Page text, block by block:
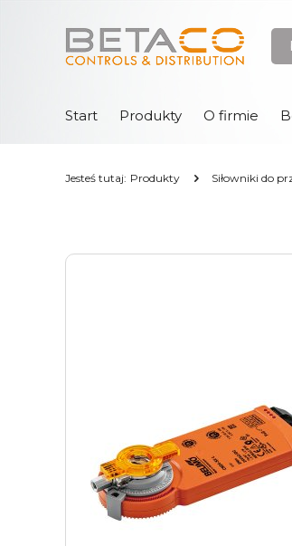
Przejdź
do menu
Przejdź
stopce
Start
Produkty O firmie
Jesteś tutaj: Produkty Siłowniki do